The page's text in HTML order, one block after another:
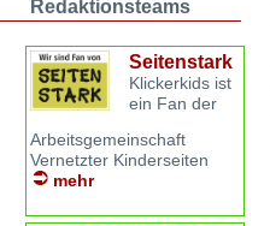
Redaktionsteams
Seitenstark
Klickerkids ist
ein Fan der
Arbeitsgemeinschaft
Vernetzter Kinderseiten
mehr